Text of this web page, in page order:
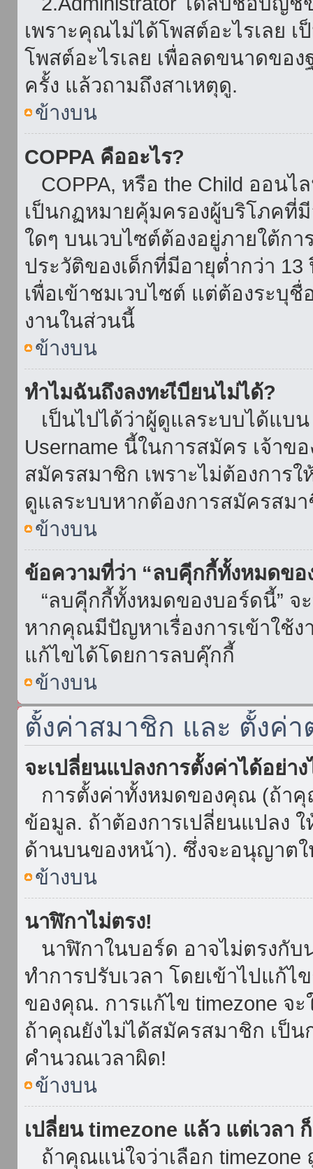
เพราะคุณไม่ได้โพสต์อะไรเลย
โพสต์อะไรเลย เพื่อลดขนาดขอ
ครั้ง แล้วถามถึงสาเหตุดู.
ข้างบน
COPPA คืออะไร?
COPPA, หรือ the Child ออนไ
เป็นกฏหมายคุ้มครองผู้บริโภคที่
ใดๆ บนเวบไซต์ต้องอยู่ภายใต้ก
ประวัติของเด็กที่มีอายุต่ำกว่า
เพื่อเข้าชมเวบไซต์ แต่ต้องระบุ
งานในส่วนนี้
ข้างบน
ทำไมฉันถึงลงทะเีบียนไม่ได้?
เป็นไปได้ว่าผู้ดูแลระบบได้แบ
Username นี้ในการสมัคร เจ้าข
สมัครสมาชิก เพราะไม่ต้องการ
ดูแลระบบหากต้องการสมัครสม
ข้างบน
ข้อความที่ว่า “ลบคุีกกี้ทั้งหมดขอ
“ลบคุีกกี้ทั้งหมดของบอร์ดนี้” จ
หากคุณมีปัญหาเรื่องการเข้าใช้
แก้ไขได้โดยการลบคุ๊กกี้
ข้างบน
ตั้งค่าสมาชิก และ ตั้งค่า
จะเปลี่ยนแปลงการตั้งค่าได้อย่าง
การตั้งค่าทั้งหมดของคุณ (ถ้าคุ
ข้อมูล. ถ้าต้องการเปลี่ยนแปลง
ด้านบนของหน้า). ซึ่งจะอนุญาต
ข้างบน
นาฬิกาไม่ตรง!
นาฬิกาในบอร์ด อาจไม่ตรงกั
ทำการปรับเวลา โดยเข้าไปแก้
ของคุณ. การแก้ไข timezone จ
ถ้าคุณยังไม่ได้สมัครสมาชิก เป็
คำนวณเวลาผิด!
ข้างบน
เปลี่ยน timezone แล้ว แต่เวลา
ถ้าคุณแน่ใจว่าเลือก timezone